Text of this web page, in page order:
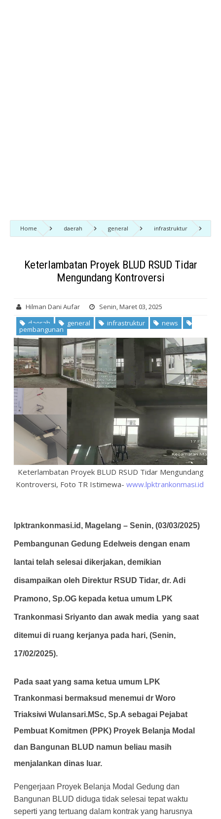
Home daerah general
infrastruktur
news
pembangunan
Keterlambatan Proyek BLUD
Keterlambatan Proyek BLUD RSUD Tidar
Mengundang Kontroversi
Hilman Dani Aufar
Senin, Maret 03, 2025
daerah
general infrastruktur news
pembangunan
Keterlambatan Proyek BLUD RSUD Tidar Mengundang
Kontroversi, Foto TR Istimewa- www.lpktrankonmasi.id
lpktrankonmasi.id, Magelang – Senin, (03/03/2025)
Pembangunan Gedung Edelweis dengan enam
lantai telah selesai dikerjakan, demikian
disampaikan oleh Direktur RSUD Tidar, dr. Adi
Pramono, Sp.OG kepada ketua umum LPK
Trankonmasi Sriyanto dan awak media yang saat
ditemui di ruang kerjanya pada hari, (Senin,
17/02/2025).
Pada saat yang sama ketua umum LPK
Trankonmasi bermaksud menemui dr Woro
Triaksiwi Wulansari.MSc, Sp.A sebagai Pejabat
Pembuat Komitmen (PPK) Proyek Belanja Modal
dan Bangunan BLUD namun beliau masih
menjalankan dinas luar.
Pengerjaan Proyek Belanja Modal Gedung dan
Bangunan BLUD diduga tidak selesai tepat waktu
seperti yang tertuang dalam kontrak yang harusnya